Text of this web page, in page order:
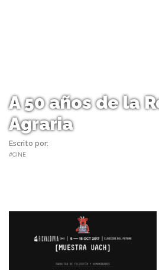
A 50 años de la
Agraria
Escrito por:
#CINE